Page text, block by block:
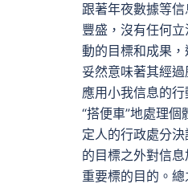
跟著年夜數據等
豐盛，沒有任何
動的目標和成果
妥然意味著其經
應用小我信息的
“搭便車”地處理
定人的行政處分
的目標之外對信
重要標的目的。